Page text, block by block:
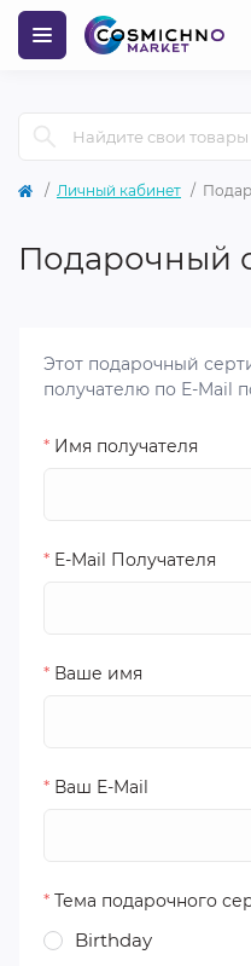
Личный кабинет
Подарочный
Этот подарочный
получателю по E-Mail
* Имя получателя
* E-Mail Получателя
* Ваше имя
* Ваш E-Mail
* Тема подарочного
Birthday